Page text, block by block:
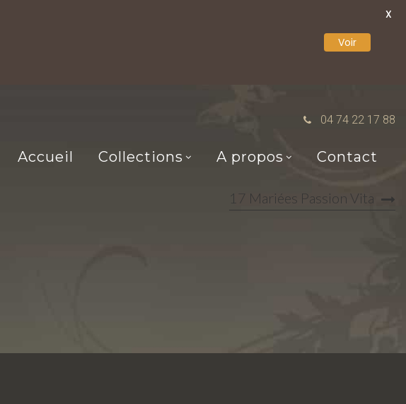
04 74 22 17 88
Accueil Collections A propos Contact
17 Mariées Passion Vita
Voir
X